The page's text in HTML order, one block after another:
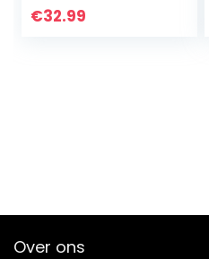
€32.99
Over ons